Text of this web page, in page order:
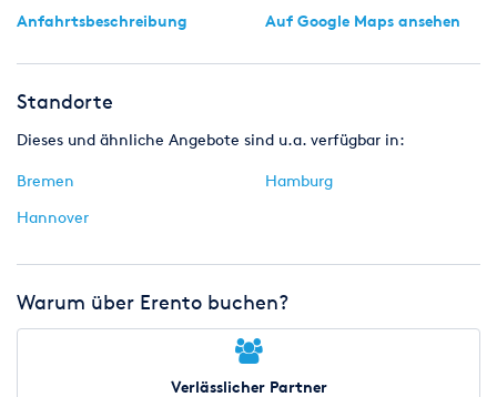
Anfahrtsbeschreibung Auf Google Maps ansehen
Standorte
Dieses und ähnliche Angebote sind u.a. verfügbar in:
Bremen
Hamburg
Hannover
Warum über Erento buchen?
Verlässlicher Partner